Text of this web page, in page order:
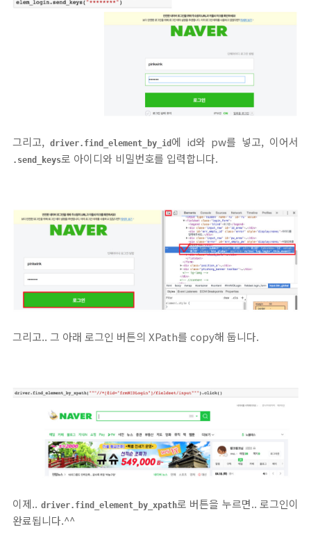
그리고, driver.find_element_by_id 에 id와 pw를 넣고, 이어서
.send_keys로 아이디와 비밀번호를 입력합니다.
그리고.. 그 아래 로그인 버튼의 XPath를 copy해 둡니다.
이제.. driver.find_element_by_xpath로 버튼을 누르면.. 로그인이
완료됩니다.^^